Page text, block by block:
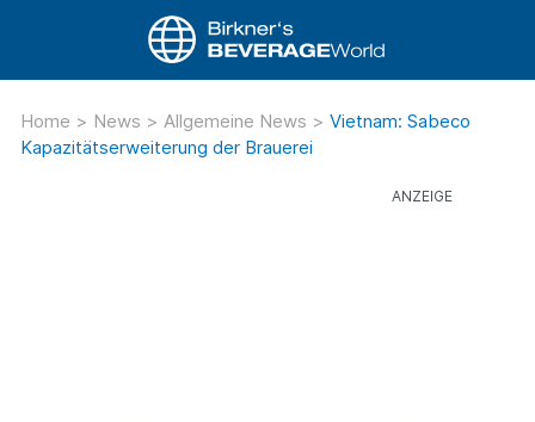
Home > News > Allgemeine News > Vietnam: Sabeco
Kapazitätserweiterung der Brauerei